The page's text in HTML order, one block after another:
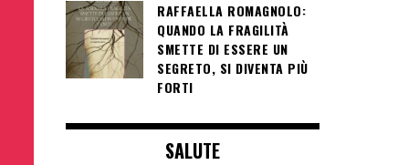
RAFFAELLA ROMAGNOLO:
QUANDO LA FRAGILITÀ
SMETTE DI ESSERE UN
SEGRETO, SI DIVENTA PIÙ
FORTI
SALUTE